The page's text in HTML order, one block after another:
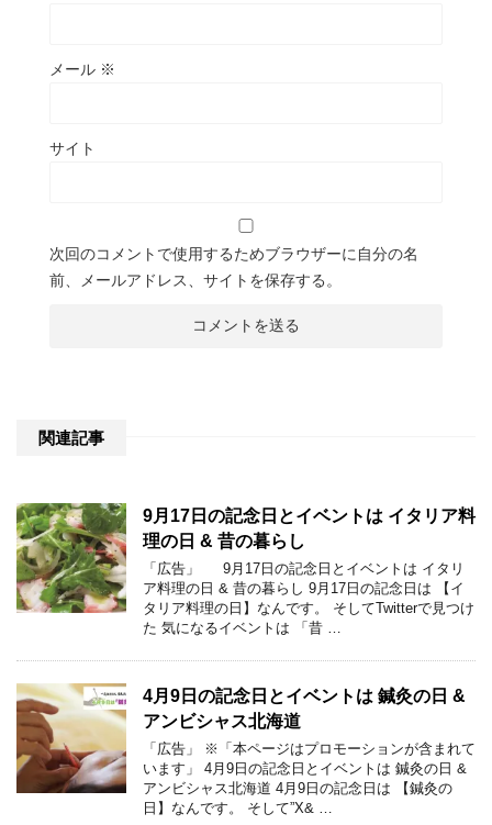
メール ※
サイト
次回のコメントで使用するためブラウザーに自分の名
前、メールアドレス、サイトを保存する。
関連記事
9月17日の記念日とイベントは イタリア料
理の日 & 昔の暮らし
「広告」 9月17日の記念日とイベントは イタリ
ア料理の日 & 昔の暮らし 9月17日の記念日は 【イ
タリア料理の日】なんです。 そしてTwitterで見つけ
た 気になるイベントは 「昔 …
4月9日の記念日とイベントは 鍼灸の日 &
アンビシャス北海道
「広告」 ※「本ページはプロモーションが含まれて
います」 4月9日の記念日とイベントは 鍼灸の日 &
アンビシャス北海道 4月9日の記念日は 【鍼灸の
日】なんです。 そして”X& …